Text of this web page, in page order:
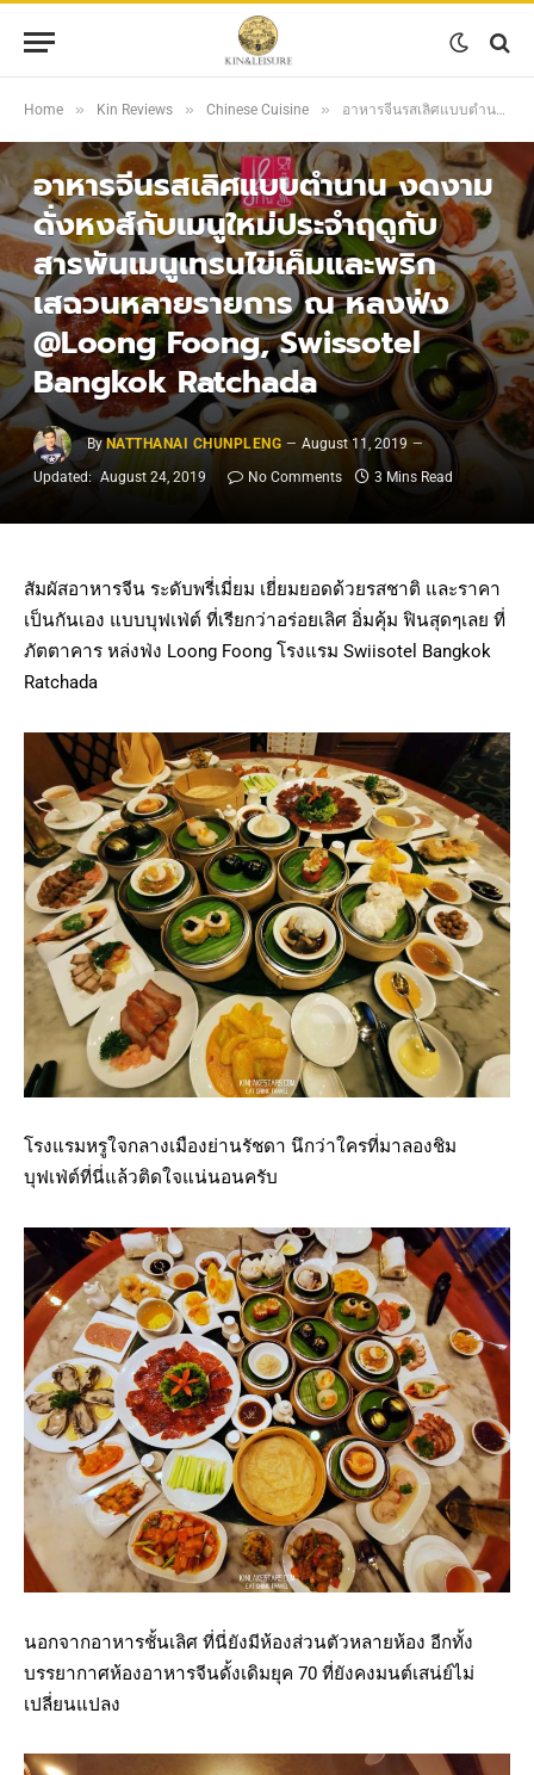
Home » Kin Reviews » Chinese Cuisine » อาหารจีนรสเลิศแบบตำนาน งดงามดั่งหงส์กับเมนูใหม่ประจำฤดูกับสารพันเมนูเทรนไข่เค็มและพริกเสฉวนหลายรายการ ณ หลงฟ่ง @Loong Foong, Swissotel Bangkok Ratchada
อาหารจีนรสเลิศแบบตำนาน งดงาม
ดั่งหงส์กับเมนูใหม่ประจำฤดูกับ
สารพันเมนูเทรนไข่เค็มและพริก
เสฉวนหลายรายการ ณ หลงฟ่ง
@Loong Foong, Swissotel
Bangkok Ratchada
By NATTHANAI CHUNPLENG
August 11, 2019
Updated: August 24, 2019 No Comments 3 Mins Read
สัมผัสอาหารจีน ระดับพรี่เมี่ยม เยี่ยมยอดด้วยรสชาติ และราคา
เป็นกันเอง แบบบุฟเฟ่ต์ ที่เรียกว่าอร่อยเลิศ อิ่มคุ้ม ฟินสุดๆเลย ที่
ภัตตาคาร หล่งฟ่ง Loong Foong โรงแรม Swiisotel Bangkok
Ratchada
โรงแรมหรูใจกลางเมืองย่านรัชดา นึกว่าใครที่มาลองชิม
บุฟเฟ่ต์ที่นี่แล้วติดใจแน่นอนครับ
นอกจากอาหารชั้นเลิศ ที่นี่ยังมีห้องส่วนตัวหลายห้อง อีกทั้ง
บรรยากาศห้องอาหารจีนดั้งเดิมยุค 70 ที่ยังคงมนต์เสน่ย์ไม่
เปลี่ยนแปลง